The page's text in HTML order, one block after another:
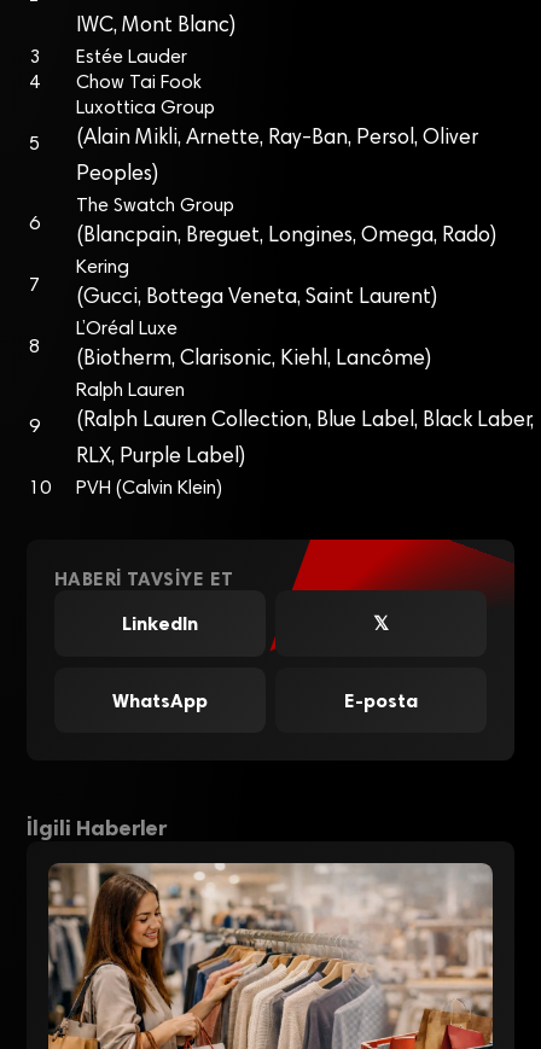
IWC, Mont Blanc)
3
Estée Lauder
4
Chow Tai Fook
5
Luxottica Group
(Alain Mikli, Arnette, Ray-Ban, Persol, Oliver
Peoples)
6
The Swatch Group
(Blancpain, Breguet, Longines, Omega, Rado)
7
Kering
(Gucci, Bottega Veneta, Saint Laurent)
8
L’Oréal Luxe
(Biotherm, Clarisonic, Kiehl, Lancôme)
9
Ralph Lauren
(Ralph Lauren Collection, Blue Label, Black Laber,
RLX, Purple Label)
10 PVH (Calvin Klein)
HABERI TAVSIYE ET
LinkedIn
𝕏
WhatsApp E-posta
İlgili Haberler